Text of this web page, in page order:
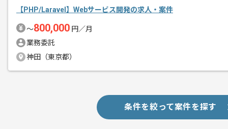
メント
【PHP/Laravel】Webサービス開発の求人・案件
〜800,000 円／月
業務委託
神田（東京都）
条件を絞って案件を探す